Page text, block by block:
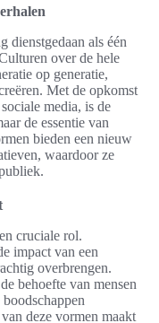
dienstgedaan als één
over de hele
op generatie,
Met de opkomst
media, is de
de essentie van
bieden een nieuw
waardoor ze
cruciale rol.
impact van een
overbrengen.
behoefte van mensen
deze vormen maakt